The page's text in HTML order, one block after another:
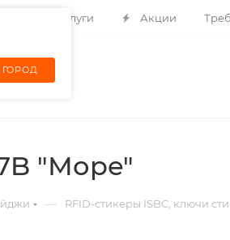
Услуги Акции
"Море"
— RFID-стикеры ISBC, ключи